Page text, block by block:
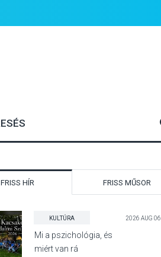
FRISS HÍR FRISS MŰSOR
KULTÚRA 2026 AUG 06
Mi a pszichológia, és
miért van rá